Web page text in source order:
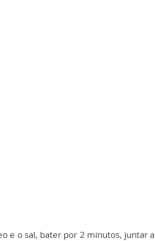
e o sal, bater por 2 minutos, juntar a